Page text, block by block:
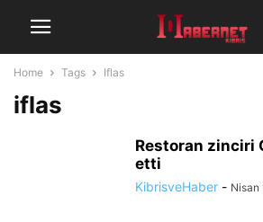
Home Tags Iflas
iflas
Restoran zinciri
etti
KibrisveHaber - Nisan